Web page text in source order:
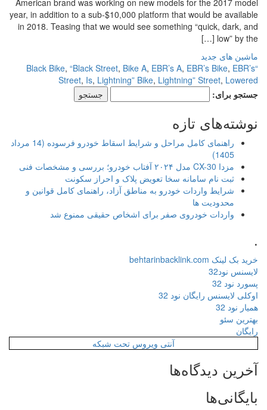
American brand was working on new models for the 2017 model
year, in addition to a sub-$10,000 platform that would be available
in 2018. Teasing that we would see something “quick, dark, and
low” by the […]
ماشین های جدید
,“Black Street,Bike A,EBR’s A,EBR’s Bike,EBR’s
Street, Is,Lightning” Bike,Lightning” Street,Lowered
جستجو برای:
نوشته‌های تازه
راهنمای کامل مراحل و شرایط اسقاط خودرو فرسوده (14 مرداد
1405)
مزدا CX-30 مدل ۲۰۲۴ آفتاب خودرو؛ بررسی و مشخصات فنی
ثبت نام سامانه سخا تعویض پلاک و احراز سکونت
شرایط واردات خودرو به مناطق آزاد، راهنمای کامل قوانین و
محدودیت ها
واردات خودروی صفر برای اشخاص حقیقی ممنوع شد
خرید بک لینک behtarinbacklink.com
لایسنس نود32
پسورد نود 32
اوکلی لایسنس رایگان نود 32
همیار نود 32
بهترین سئو
رایگان
آنتی ویروس تحت شبکه
آخرین دیدگاه‌ها
بایگانی‌ها